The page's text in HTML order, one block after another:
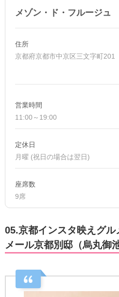
メゾン・ド・フルージュ
住所
京都府京都市中京区三文字町201
営業時間
11:00～19:00
定休日
月曜 (祝日の場合は翌日)
座席数
9席
05.京都インスタ映えグ
メール京都別邸（烏丸御池